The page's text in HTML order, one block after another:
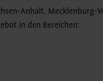
Anhalt, Mecklenburg-
in den Bereichen: